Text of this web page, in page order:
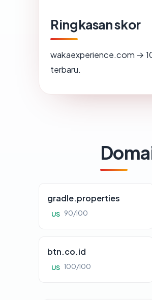
Ringkasan skor
wakaexperience.com →
terbaru.
gradle.properties
US 90/100
btn.co.id
US 100/100